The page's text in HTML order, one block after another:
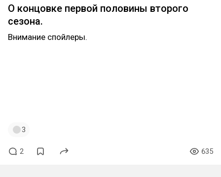
О концовке первой половины второго
сезона.
Внимание спойлеры.
3
2 635